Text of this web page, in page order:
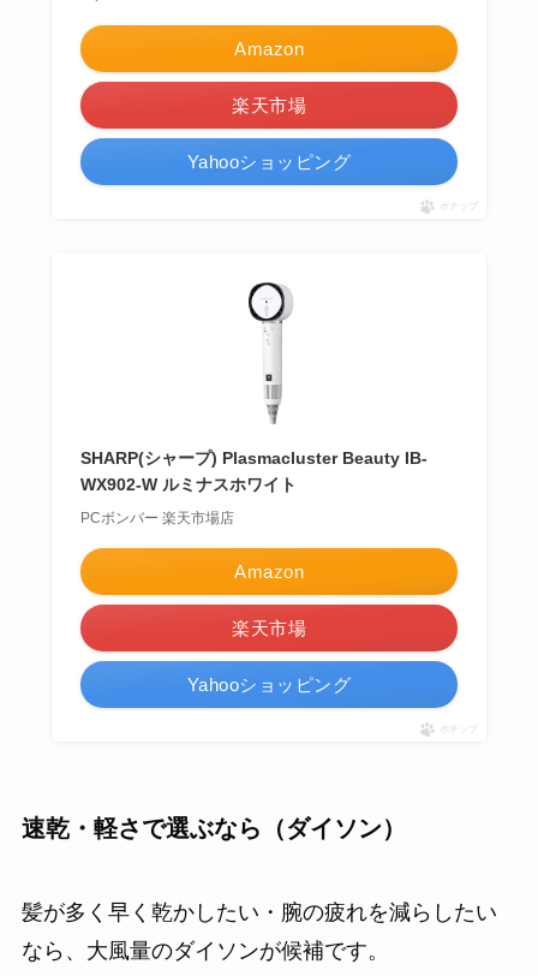
Amazon
楽天市場
Yahooショッピング
ポチップ
SHARP(シャープ) Plasmacluster Beauty IB-
WX902-W ルミナスホワイト
PCボンバー 楽天市場店
Amazon
楽天市場
Yahooショッピング
ポチップ
速乾・軽さで選ぶなら（ダイソン）
髪が多く早く乾かしたい・腕の疲れを減らしたい
なら、大風量のダイソンが候補です。